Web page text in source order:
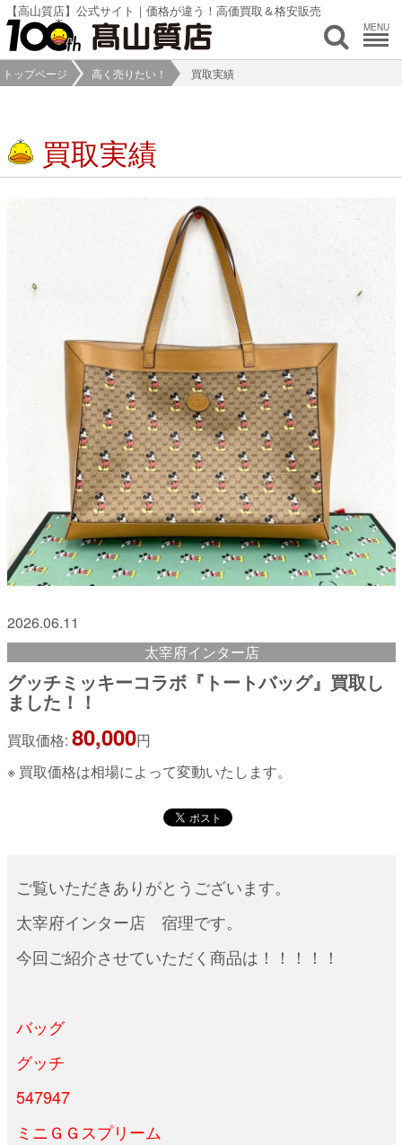
【高山質店】公式サイト｜価格が違う！高価買取＆格安販売
MENU
トップページ 高く売りたい！ 買取実績
買取実績
2026.06.11
太宰府インター店
グッチミッキーコラボ『トートバッグ』買取し
ました！！
買取価格: 80,000円
※ 買取価格は相場によって変動いたします。
ご覧いただきありがとうございます。
太宰府インター店 宿理です。
今回ご紹介させていただく商品は！！！！！
バッグ
グッチ
547947
ミニＧＧスプリーム